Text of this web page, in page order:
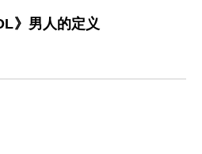
》男人的定义